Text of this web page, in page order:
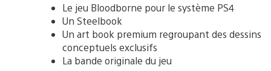
Le jeu Bloodborne pour le système PS4
Un Steelbook
Un art book premium regroupant des dessins
conceptuels exclusifs
La bande originale du jeu